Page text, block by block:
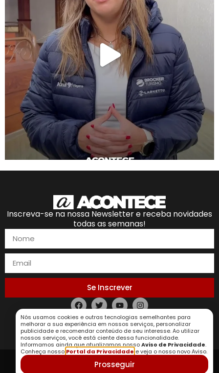
Inscreva-se na nossa Newsletter e receba novidades
todas as semanas!
Se Inscrever
Política de Privacidade
Nós usamos cookies e outras tecnologias semelhantes para
melhorar a sua experiência em nossos serviços, personalizar
publicidade e recomendar conteúdo de seu interesse. Ao utilizar
nossos serviços, você está ciente dessa funcionalidade.
Informamos ainda que atualizamos nossoAviso de Privacidade.
Conheça nosso Portal da Privacidade e veja o nosso novo Aviso.
Prosseguir